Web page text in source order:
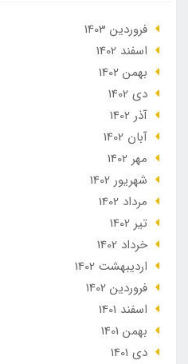
فروردین 1403
اسفند 1402
بهمن 1402
دی 1402
آذر 1402
آبان 1402
مهر 1402
شهریور 1402
مرداد 1402
تير 1402
خرداد 1402
ارديبهشت 1402
فروردین 1402
اسفند 1401
بهمن 1401
دی 1401